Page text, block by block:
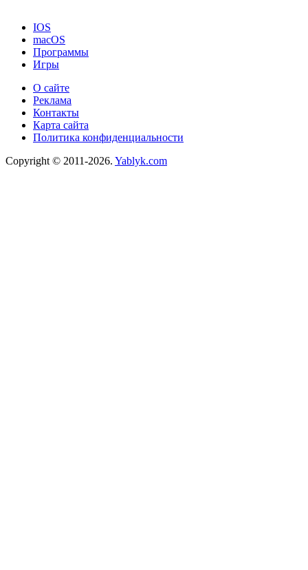
IOS
macOS
Программы
Игры
О сайте
Реклама
Контакты
Карта сайта
Политика конфиденциальности
Copyright © 2011-2026. Yablyk.сom